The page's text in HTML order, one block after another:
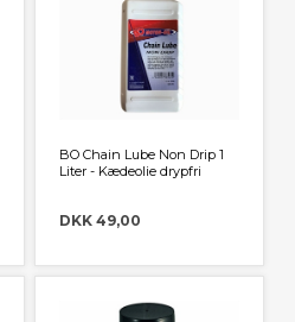
BO Chain Lube Non Drip 1
Liter - Kædeolie drypfri
DKK 49,00